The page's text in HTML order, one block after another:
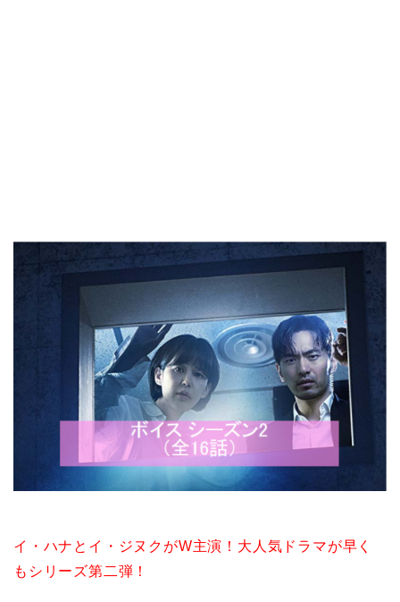
イ・ハナとイ・ジヌクがW主演！大人気ドラマが早く
もシリーズ第二弾！